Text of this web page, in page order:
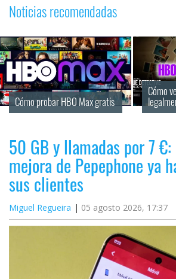
Noticias recomendadas
Cómo probar HBO Max gratis
Cómo
50 GB y llamadas por 7
mejora de Pepephone ya
sus clientes
Miguel Regueira 05 agosto 2026, 17:37